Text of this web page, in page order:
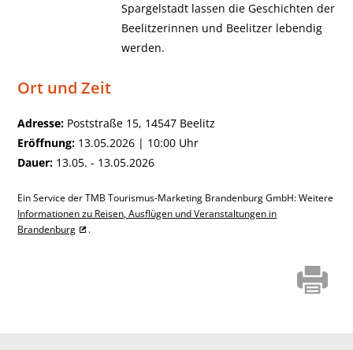
Spargelstadt lassen die Geschichten der
Beelitzerinnen und Beelitzer lebendig
werden.
Ort und Zeit
Adresse: Poststraße 15, 14547 Beelitz
Eröffnung: 13.05.2026 | 10:00 Uhr
Dauer: 13.05. - 13.05.2026
Ein Service der TMB Tourismus-Marketing Brandenburg GmbH: Weitere
Informationen zu Reisen, Ausflügen und Veranstaltungen in
Brandenburg
.